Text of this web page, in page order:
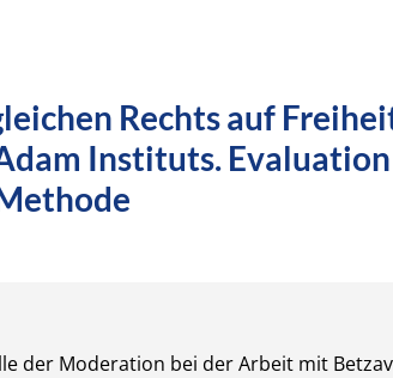
Rechts auf
Instituts.
der Moderation bei der Arbeit mit